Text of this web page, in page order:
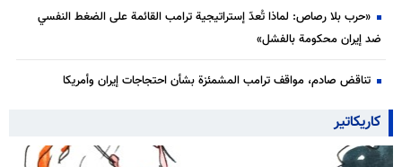
«حرب بلا رصاص: لماذا تُعدّ إستراتيجية ترامب القائمة على الضغط النفسي
ضد إيران محكومة بالفشل»
تناقض صادم، مواقف ترامب المشمئزة بشأن احتجاجات إيران وأمريكا
كاريكاتير